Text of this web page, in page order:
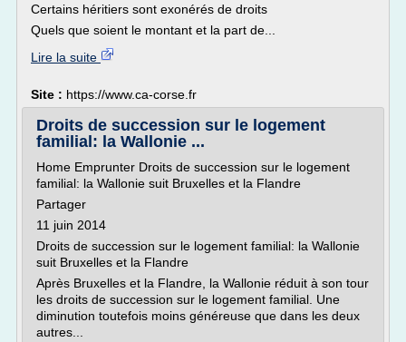
Certains héritiers sont exonérés de droits
Quels que soient le montant et la part de...
Lire la suite
Site : https://www.ca-corse.fr
Droits de succession sur le logement
familial: la Wallonie ...
Home Emprunter Droits de succession sur le logement
familial: la Wallonie suit Bruxelles et la Flandre
Partager
11 juin 2014
Droits de succession sur le logement familial: la Wallonie
suit Bruxelles et la Flandre
Après Bruxelles et la Flandre, la Wallonie réduit à son tour
les droits de succession sur le logement familial. Une
diminution toutefois moins généreuse que dans les deux
autres...